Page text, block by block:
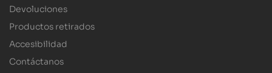
Devoluciones
Productos retirados
Accesibilidad
Contáctanos